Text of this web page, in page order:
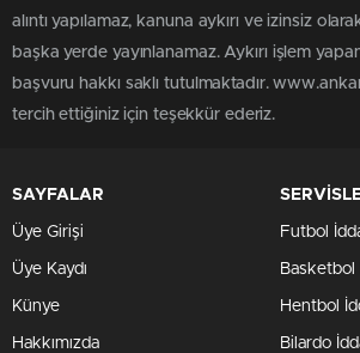
alıntı yapılamaz, kanuna aykırı ve izinsiz
başka yerde yayınlanamaz. Aykırı işlem
başvuru hakkı saklı tutulmaktadır.
tercih ettiğiniz için teşekkür ederiz.
SAYFALAR
Üye Girişi
Üye Kaydı
Künye
Hakkımızda
Futbol
Basketbol
Hentbol
Bilardo